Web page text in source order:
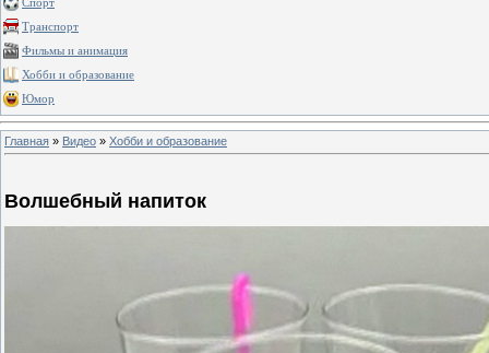
Спорт
Транспорт
Фильмы и анимация
Хобби и образование
Юмор
Главная » Видео » Хобби и образование
Волшебный напиток